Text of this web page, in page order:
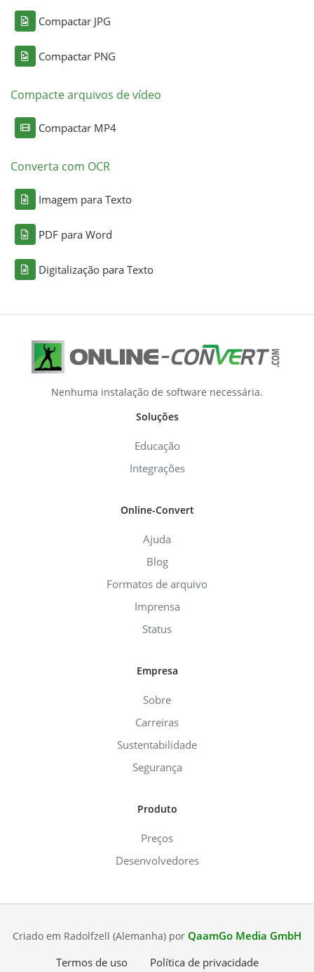
Compactar JPG
Compactar PNG
Compacte arquivos de vídeo
Compactar MP4
Converta com OCR
Imagem para Texto
PDF para Word
Digitalização para Texto
Nenhuma instalação de software necessária.
Soluções
Educação
Integrações
Online-Convert
Ajuda
Blog
Formatos de arquivo
Imprensa
Status
Empresa
Sobre
Carreiras
Sustentabilidade
Segurança
Produto
Preços
Desenvolvedores
Criado em Radolfzell (Alemanha) por QaamGo Media GmbH
Termos de uso
Política de privacidade